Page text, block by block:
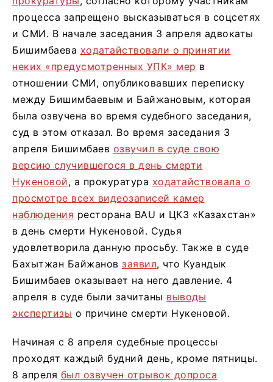
процесса запрещено высказываться в соцсетях
и СМИ. В начале заседания 3 апреля адвокаты
Бишимбаева ходатайствовали о принятии
неких «предусмотренных УПК» мер в
отношении СМИ, опубликовавших переписку
между Бишимбаевым и Байжановым, которая
была озвучена во время судебного заседания,
суд в этом отказал. Во время заседания 3
апреля Бишимбаев озвучил в суде свою
версию случившегося в день смерти
Нукеновой, а прокуратура ходатайствовала о
просмотре всех видеозаписей камер
наблюдения ресторана BAU и ЦКЗ «Казахстан»
в день смерти Нукеновой. Судья
удовлетворила данную просьбу. Также в суде
Бахытжан Байжанов заявил, что Куандык
Бишимбаев оказывает на него давление. 4
апреля в суде были зачитаны выводы
экспертизы о причине смерти Нукеновой.
Начиная с 8 апреля судебные процессы
проходят каждый будний день, кроме пятницы.
8 апреля был озвучен отрывок допроса